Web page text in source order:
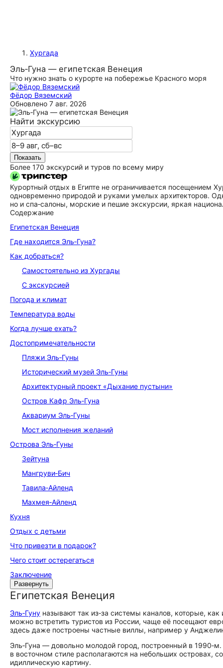
Хургада
Эль‑Гуна — египетская Венеция
Что нужно знать о курорте на побережье Красного моря
Фёдор Вяземский
Обновлено 7 авг. 2026
Найти экскурсию
Показать
Более 170 экскурсий и туров по всему миру
Курортный отдых в Египте не ограничивается посещением
одновременно природой и руками умелых архитекторов.
но и спа‑салоны, морские и пешие экскурсии, яркая
Содержание
Египетская Венеция
Где находится Эль‑Гуна?
Как добраться?
Самостоятельно из Хургады
С экскурсией
Погода и климат
Температура воды
Когда лучше ехать?
До­сто­при­ме­ча­тель­но­сти
Пляжи Эль‑Гуны
Исторический музей Эль‑Гуны
Архитектурный проект «Дыхание пустыни»
Остров Кафр Эль‑Гуна
Аквариум Эль‑Гуны
Мост исполнения желаний
Острова Эль‑Гуны
Зейтуна
Мангруви‑Бич
Тавила‑Айленд
Махмея‑Айленд
Кухня
Отдых с детьми
Что привезти в подарок?
Чего стоит остерегаться
Заключение
Развернуть
Египетская Венеция
Эль‑Гуну называют так из‑за системы каналов, которые,
можно встретить туристов из России, чаще её посещают
здесь даже построены частные виллы, например у
Эль‑Гуна — довольно молодой город, построенный в
в восточном стиле располагаются на небольших
идиллическую картину.